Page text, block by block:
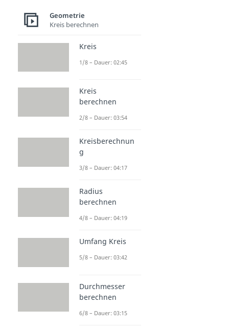
Geometrie
Kreis berechnen
Kreis
1/8 – Dauer: 02:45
Kreis
berechnen
2/8 – Dauer: 03:54
Kreisberechnun
g
3/8 – Dauer: 04:17
Radius
berechnen
4/8 – Dauer: 04:19
Umfang Kreis
5/8 – Dauer: 03:42
Durchmesser
berechnen
6/8 – Dauer: 03:15